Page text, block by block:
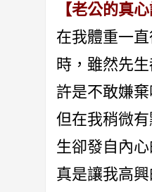
【老公的真心
在我體重一
時，雖然先
許是不敢嫌
但在我稍微
生卻發自內心
真是讓我高興